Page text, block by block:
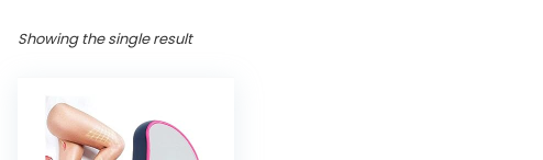
Showing the single result